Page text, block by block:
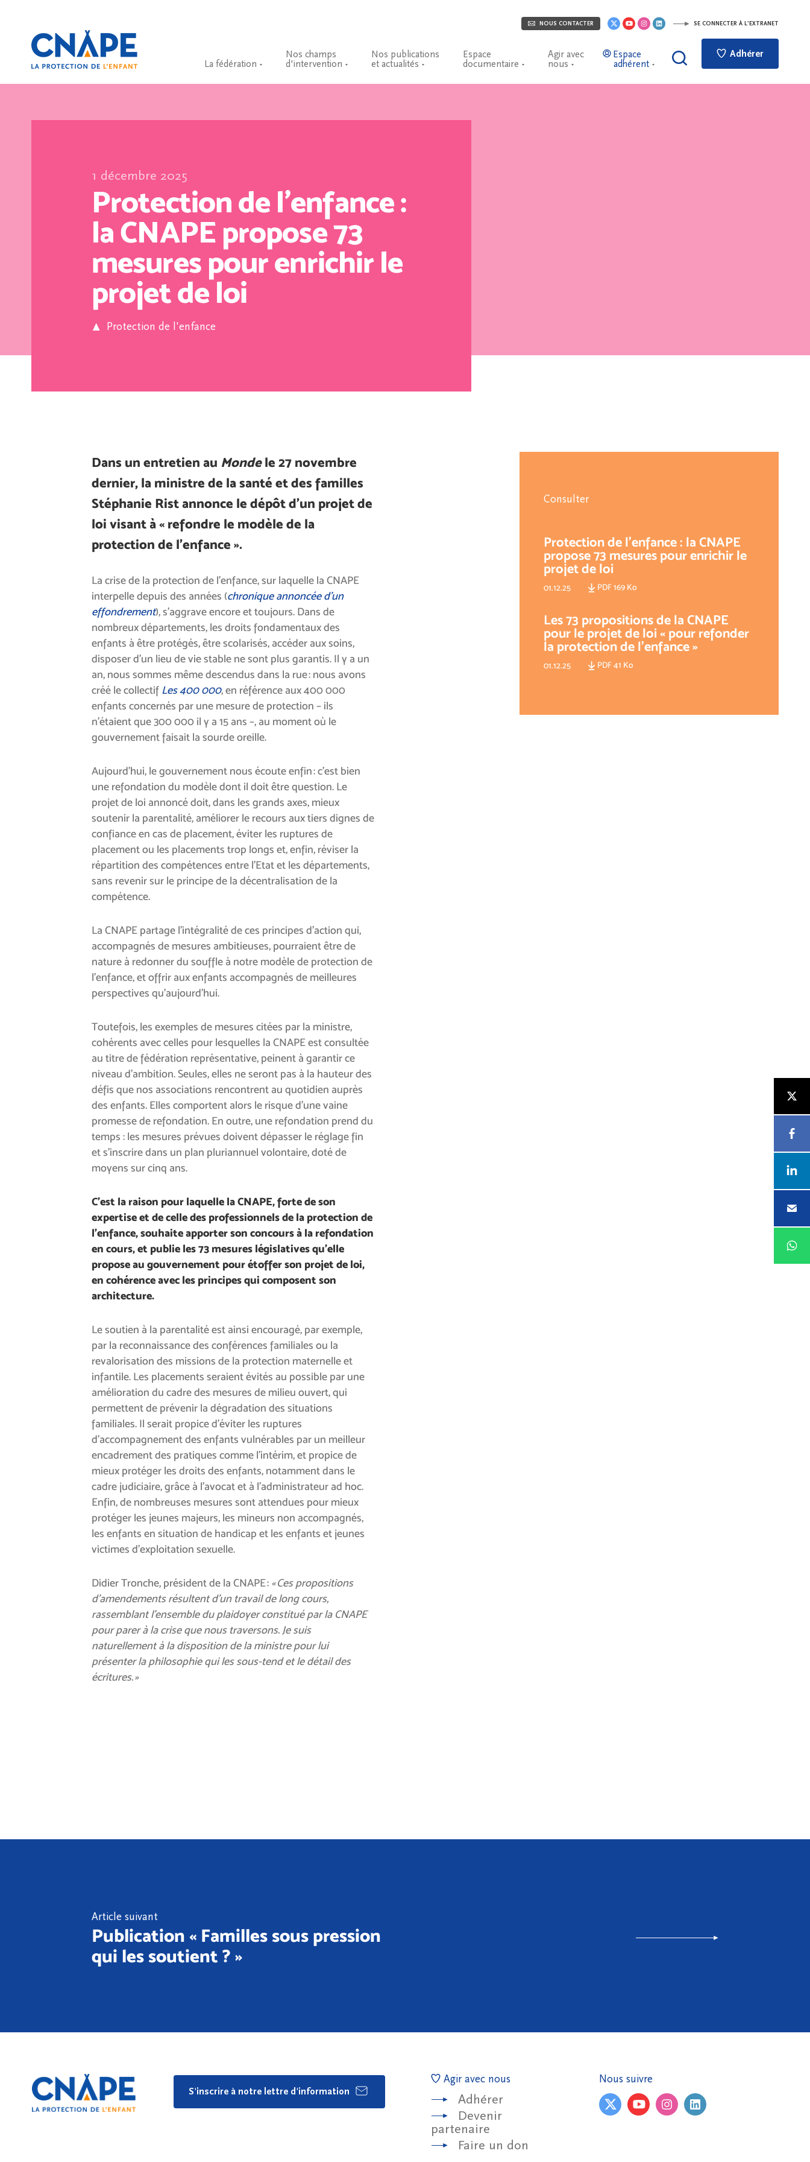
NOUS CONTACTER SE CONNECTER À L'EXTRANET
La fédération
Nos champs
d'intervention
Nos publications
et actualités
Espace
documentaire
Agir avec
nous
Espace
adhérent
Adhérer
1 décembre 2025
Protection de l’enfance :
la CNAPE propose 73
mesures pour enrichir le
projet de loi
Protection de l'enfance
Dans un entretien au Mondele 27 novembre
dernier, la ministre de la santé et des familles
Stéphanie Rist annonce le dépôt d’un projet de
loi visant à « refondre le modèle de la
protection de l’enfance ».
La crise de la protection de l’enfance, sur laquelle la CNAPE
interpelle depuis des années (chronique annoncée d’un
effondrement), s’aggrave encore et toujours. Dans de
nombreux départements, les droits fondamentaux des
enfants à être protégés, être scolarisés, accéder aux soins,
disposer d’un lieu de vie stable ne sont plus garantis. Il y a un
an, nous sommes même descendus dans la rue : nous avons
créé le collectif Les 400 000, en référence aux 400 000
enfants concernés par une mesure de protection – ils
n’étaient que 300 000 il y a 15 ans –, au moment où le
gouvernement faisait la sourde oreille.
Aujourd’hui, le gouvernement nous écoute enfin : c’est bien
une refondation du modèle dont il doit être question. Le
projet de loi annoncé doit, dans les grands axes, mieux
soutenir la parentalité, améliorer le recours aux tiers dignes de
confiance en cas de placement, éviter les ruptures de
placement ou les placements trop longs et, enfin, réviser la
répartition des compétences entre l’Etat et les départements,
sans revenir sur le principe de la décentralisation de la
compétence.
La CNAPE partage l’intégralité de ces principes d’action qui,
accompagnés de mesures ambitieuses, pourraient être de
nature à redonner du souffle à notre modèle de protection de
l’enfance, et offrir aux enfants accompagnés de meilleures
perspectives qu’aujourd’hui.
Toutefois, les exemples de mesures citées par la ministre,
cohérents avec celles pour lesquelles la CNAPE est consultée
au titre de fédération représentative, peinent à garantir ce
niveau d’ambition. Seules, elles ne seront pas à la hauteur des
défis que nos associations rencontrent au quotidien auprès
des enfants. Elles comportent alors le risque d’une vaine
promesse de refondation. En outre, une refondation prend du
temps : les mesures prévues doivent dépasser le réglage fin
et s’inscrire dans un plan pluriannuel volontaire, doté de
moyens sur cinq ans.
C’est la raison pour laquelle la CNAPE, forte de son
expertise et de celle des professionnels de la protection de
l’enfance, souhaite apporter son concours à la refondation
en cours, et publie les 73 mesures législatives qu’elle
propose au gouvernement pour étoffer son projet de loi,
en cohérence avec les principes qui composent son
architecture.
Le soutien à la parentalité est ainsi encouragé, par exemple,
par la reconnaissance des conférences familiales ou la
revalorisation des missions de la protection maternelle et
infantile. Les placements seraient évités au possible par une
amélioration du cadre des mesures de milieu ouvert, qui
permettent de prévenir la dégradation des situations
familiales. Il serait propice d’éviter les ruptures
d’accompagnement des enfants vulnérables par un meilleur
encadrement des pratiques comme l’intérim, et propice de
mieux protéger les droits des enfants, notamment dans le
cadre judiciaire, grâce à l’avocat et à l’administrateur ad hoc.
Enfin, de nombreuses mesures sont attendues pour mieux
protéger les jeunes majeurs, les mineurs non accompagnés,
les enfants en situation de handicap et les enfants et jeunes
victimes d’exploitation sexuelle.
Didier Tronche, président de la CNAPE : « Ces propositions
d’amendements résultent d’un travail de long cours,
rassemblant l’ensemble du plaidoyer constitué par la CNAPE
pour parer à la crise que nous traversons. Je suis
naturellement à la disposition de la ministre pour lui
présenter la philosophie qui les sous-tend et le détail des
écritures. »
Consulter
Protection de l’enfance : la CNAPE
propose 73 mesures pour enrichir le
projet de loi
01.12.25 PDF 169 Ko
Les 73 propositions de la CNAPE
pour le projet de loi « pour refonder
la protection de l'enfance »
01.12.25 PDF 41 Ko
Article suivant
Publication « Familles sous pression
qui les soutient ? »
S'inscrire à notre lettre d'information
Agir avec nous
Adhérer
Devenir
partenaire
Faire un don
Nous suivre